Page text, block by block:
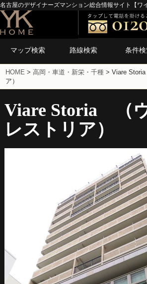
名古屋のデザイナーズマンション総合情報サイト【ワ
マップ検索 路線検索 条件
HOME >高岡・車道・新栄・千種 >Viare
ア）
Viare Storia （
レストリア）